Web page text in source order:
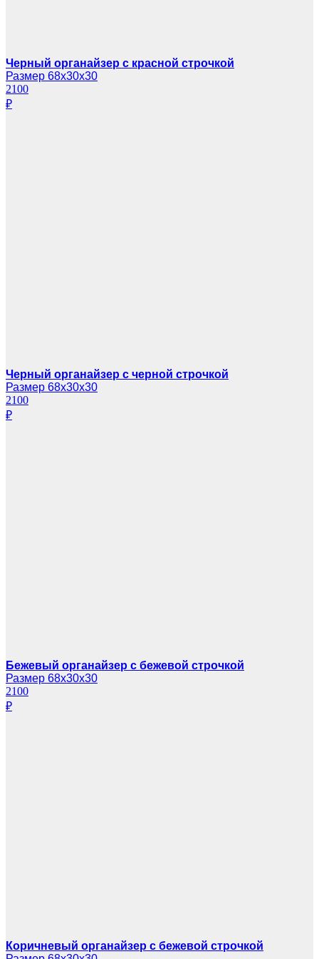
Черный органайзер с красной строчкой
Размер 68х30х30
2100
₽
Черный органайзер с черной строчкой
Размер 68х30х30
2100
₽
Бежевый органайзер с бежевой строчкой
Размер 68х30х30
2100
₽
Коричневый органайзер с бежевой строчкой